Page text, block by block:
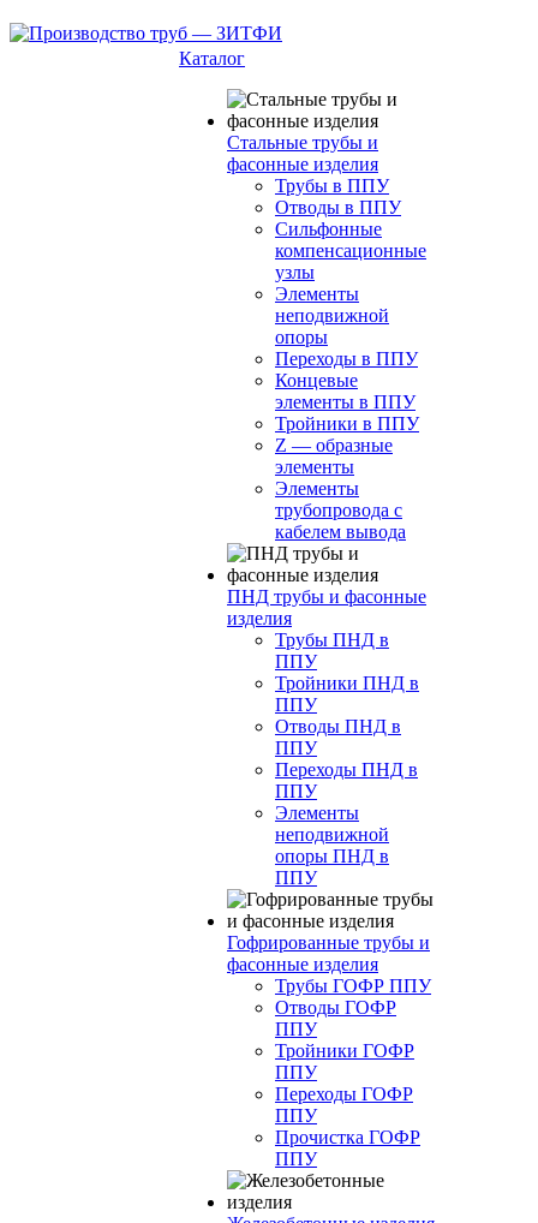
Каталог
Стальные трубы и
фасонные изделия
Трубы в ППУ
Отводы в ППУ
Сильфонные
компенсационные
узлы
Элементы
неподвижной
опоры
Переходы в ППУ
Концевые
элементы в ППУ
Тройники в ППУ
Z — образные
элементы
Элементы
трубопровода с
кабелем вывода
ПНД трубы и фасонные
изделия
Трубы ПНД в
ППУ
Тройники ПНД в
ППУ
Отводы ПНД в
ППУ
Переходы ПНД в
ППУ
Элементы
неподвижной
опоры ПНД в
ППУ
Гофрированные трубы и
фасонные изделия
Трубы ГОФР ППУ
Отводы ГОФР
ППУ
Тройники ГОФР
ППУ
Переходы ГОФР
ППУ
Прочистка ГОФР
ППУ